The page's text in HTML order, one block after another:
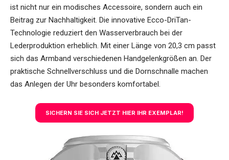
ist nicht nur ein modisches Accessoire, sondern auch ein
Beitrag zur Nachhaltigkeit. Die innovative Ecco-DriTan-
Technologie reduziert den Wasserverbrauch bei der
Lederproduktion erheblich. Mit einer Länge von 20,3 cm passt
sich das Armband verschiedenen Handgelenkgrößen an. Der
praktische Schnellverschluss und die Dornschnalle machen
das Anlegen der Uhr besonders komfortabel.
SICHERN SIE SICH JETZT HIER IHR EXEMPLAR!